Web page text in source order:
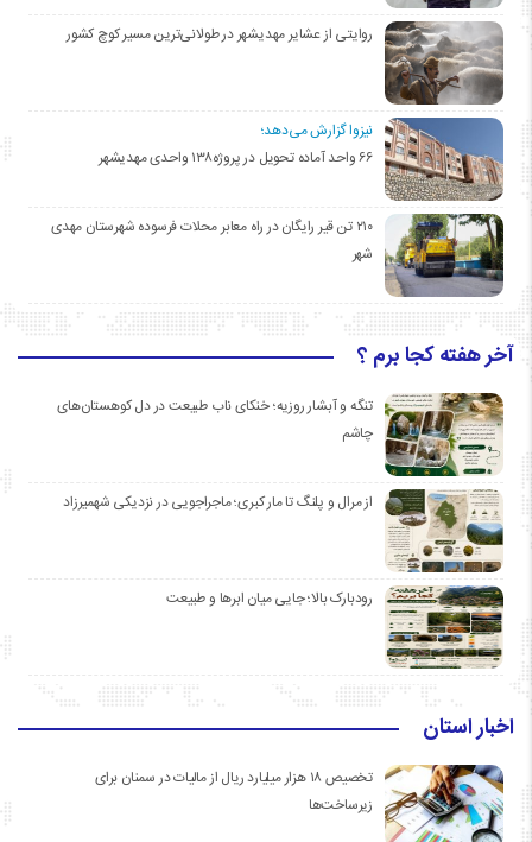
روایتی از عشایر مهدیشهر در طولانی‌ترین مسیر کوچ کشور
نیزوا گزارش می‌دهد؛
۶۶ واحد آماده تحویل در پروژه۱۳۸ واحدی مهدیشهر
۲۱۰ تن قیر رایگان در راه معابر محلات فرسوده شهرستان مهدی
شهر
آخر هفته کجا برم ؟
تنگه و آبشار روزیه؛ خنکای ناب طبیعت در دل کوهستان‌های
چاشم
از مرال و پلنگ تا مار کبری؛ ماجراجویی در نزدیکی شهمیرزاد
رودبارک بالا؛ جایی میان ابرها و طبیعت
اخبار استان
تخصیص ۱۸ هزار میلیارد ریال از مالیات در سمنان برای
زیرساخت‌ها